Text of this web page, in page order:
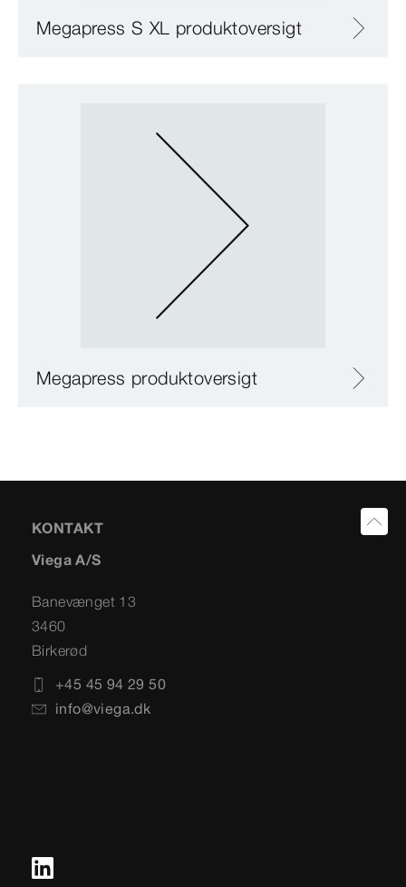
Megapress S XL produktoversigt
Megapress produktoversigt
KONTAKT
Viega A/S
Banevænget 13
3460
Birkerød
+45 45 94 29 50
info@viega.dk